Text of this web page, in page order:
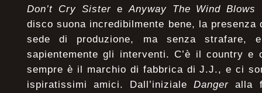
Don’t Cry Sister eAnyway The Wind Blows
disco suona incredibilmente bene, la
sede di produzione, ma senza strafare,
sapientemente gli interventi. C’è il country e
sempre è il marchio di fabbrica di J.J., e ci
ispiratissimi amici. Dall’inizialeDangeralla